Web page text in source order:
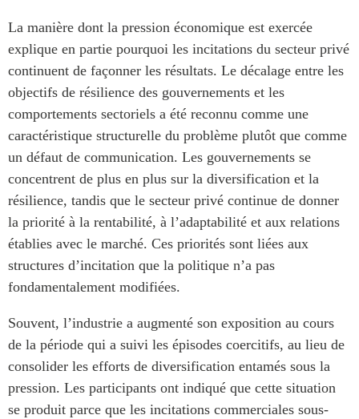
La manière dont la pression économique est exercée
explique en partie pourquoi les incitations du secteur privé
continuent de façonner les résultats. Le décalage entre les
objectifs de résilience des gouvernements et les
comportements sectoriels a été reconnu comme une
caractéristique structurelle du problème plutôt que comme
un défaut de communication. Les gouvernements se
concentrent de plus en plus sur la diversification et la
résilience, tandis que le secteur privé continue de donner
la priorité à la rentabilité, à l’adaptabilité et aux relations
établies avec le marché. Ces priorités sont liées aux
structures d’incitation que la politique n’a pas
fondamentalement modifiées.
Souvent, l’industrie a augmenté son exposition au cours
de la période qui a suivi les épisodes coercitifs, au lieu de
consolider les efforts de diversification entamés sous la
pression. Les participants ont indiqué que cette situation
se produit parce que les incitations commerciales sous-